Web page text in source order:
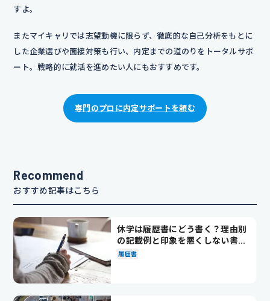
すよ。
またマイキャリでは志望動機に限らず、徹底的な自己分析をもとに
した企業選びや面接対策も行い、内定までの道のりをトータルサポ
ート。戦略的に就活を進めたい人にもおすすめです。
専門のプロに内定サポートを頼む
Recommend
おすすめ記事はこちら
休学は履歴書にどう書く？理由別
の記載例と印象を悪くしない書き
方を解説
履歴書